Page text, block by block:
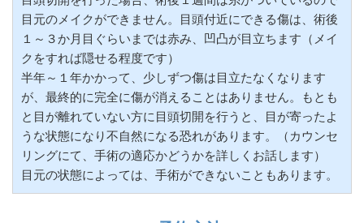
目元のメイクができません。目頭付近にできる傷は、術後
１～３か月目ぐらいまでは赤み、凹凸が目立ちます（メイ
クをすれば隠せる程度です）
半年～１年かかって、少しずつ傷は目立たなくなります
が、最終的に完全に傷が消えることはありません。もとも
と目が離れていない方に目頭切開を行うと、目が寄ったよ
うな状態になり不自然になる恐れがあります。（カウンセ
リングにて、手術の適応かどうかを詳しくお話します）
目元の状態によっては、手術ができないこともあります。